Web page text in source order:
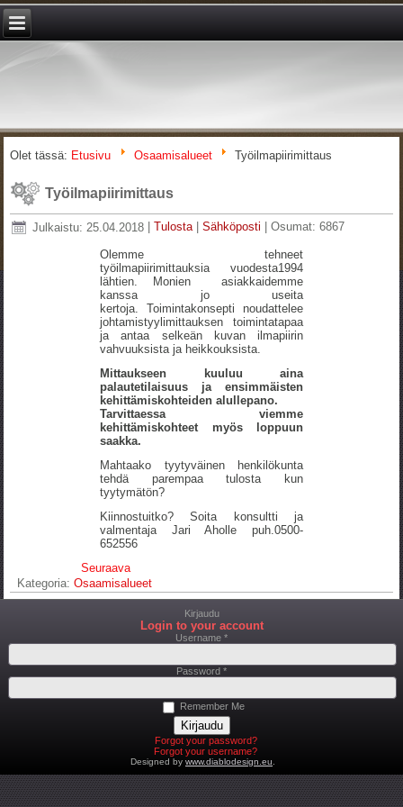
Olet tässä: Etusivu Osaamisalueet Työilmapiirimittaus
Työilmapiirimittaus
Julkaistu: 25.04.2018 Tulosta |Sähköposti |Osumat: 6867
Olemme tehneet
työilmapiirimittauksia vuodesta1994
lähtien. Monien asiakkaidemme
kanssa jo useita
kertoja. Toimintakonsepti noudattelee
johtamistyylimittauksen toimintatapaa
ja antaa selkeän kuvan ilmapiirin
vahvuuksista ja heikkouksista.
Mittaukseen kuuluu aina
palautetilaisuus ja ensimmäisten
kehittämiskohteiden alullepano.
Tarvittaessa viemme
kehittämiskohteet myös loppuun
saakka.
Mahtaako tyytyväinen henkilökunta
tehdä parempaa tulosta kun
tyytymätön?
Kiinnostuitko? Soita konsultti ja
valmentaja Jari Aholle puh.0500-
652556
Seuraava
Kategoria:Osaamisalueet
Kirjaudu
Login to your account
Username *
Password *
Remember Me
Forgot your password?
Forgot your username?
Designed by www.diablodesign.eu.